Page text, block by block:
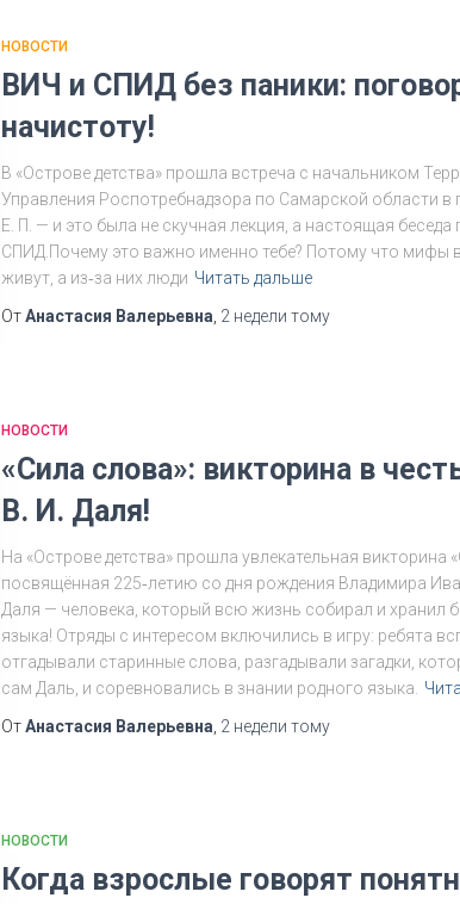
НОВОСТИ
ВИЧ и СПИД без паники:
начистоту!
В «Острове детства» прошла встреча с начальником
Управления Роспотребнадзора по Самарской области в
Е. П. — и это была не скучная лекция, а настоящая
СПИД.Почему это важно именно тебе? Потому что мифы
живут, а из‑за них люди Читать дальше
ОтАнастасия Валерьевна 2 недели тому
НОВОСТИ
«Сила слова»: викторина в
В. И. Даля!
На «Острове детства» прошла увлекательная викторина
посвящённая 225‑летию со дня рождения Владимира
Даля — человека, который всю жизнь собирал и хранил
языка! Отряды с интересом включились в игру: ребята
отгадывали старинные слова, разгадывали загадки,
сам Даль, и соревновались в знании родного языка.
ОтАнастасия Валерьевна 2 недели тому
НОВОСТИ
Когда взрослые говорят